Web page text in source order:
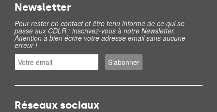
Newsletter
Pour rester en contact et être tenu informé de ce qui se
passe aux CDLR : inscrivez-vous à notre Newsletter.
Attention à bien écrire votre adresse email sans aucune
erreur !
Réseaux sociaux